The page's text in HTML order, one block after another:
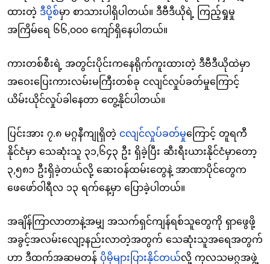
ထားတဲ့ ဒီပို့စ်မှာ စာသားပါရှိပါတယ်။ ဒီဗီဒီယိုရဲ့ ကြည့်ရှုမှု
အကြိမ်ရေ ၆၆,၀၀၀ ကျော်ရှိနေပါတယ်။
ကားတစ်စီးရဲ့ အတွင်းပိုင်းကနေရိုက်ကူးထားတဲ့ ဒီဗီဒီယိုထဲမှာ
အဝေးပြေးကားလမ်းမကြီးတစ်ခု ငလျင်လှုပ်ခတ်မှုကြောင့်
ယိမ်းယိုင်လှုပ်ခါနေတာ တွေ့နိုင်ပါတယ်။
ပြင်းအား ၇.၈ မဂ္ဂနီကျုရှိတဲ့ ငလျင်လှုပ်ခတ်မှုကြောင့် တူရကီ
နိုင်ငံမှာ သေဆုံးသူ ၃၁,၆၄၃ ဦး ရှိခဲ့ပြီး ဆီးရီးယားနိုင်ငံမှာတော့
၃,၅၈၁ ဦးရှိခဲ့တယ်လို့ ဆေးဝန်ထမ်းတွေနဲ့ အာဏာပိုင်တွေက
ဖေဖော်ဝါရီလ ၁၃ ရက်နေ့မှာ ပြောခဲ့ပါတယ်။
အချိန်ကြာလာတာနဲ့အမျှ အသက်ရှင်ကျန်ရစ်သူတွေကို ရှာဖွေဖို့
အခွင့်အလမ်းလျော့နည်းလာတဲ့အတွက် သေဆုံးသူအရေအတွက်
ဟာ ဒီထက်အဆမတန် ပိုမိုများပြားနိုင်တယ်လို့ ကုလသမဂ္ဂအဖွဲ့